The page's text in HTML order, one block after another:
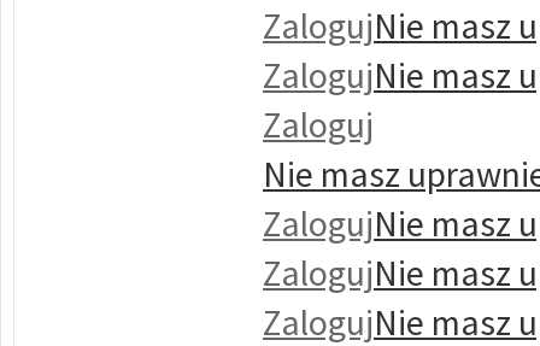
ZalogujNie masz
ZalogujNie masz
Zaloguj
Nie masz
ZalogujNie masz
ZalogujNie masz
ZalogujNie masz